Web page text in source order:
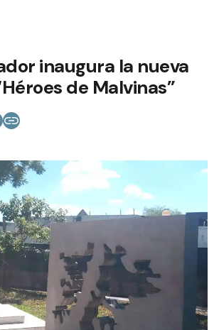
inaugura la nueva
de Malvinas”